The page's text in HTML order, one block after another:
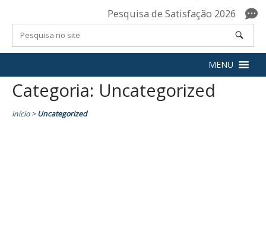
Pesquisa de Satisfação 2026
MENU
Categoria: Uncategorized
Início>Uncategorized